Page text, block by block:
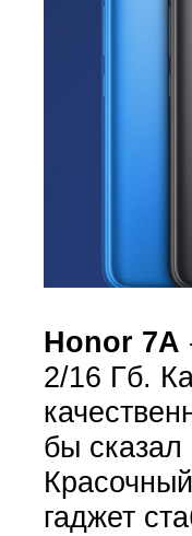
Honor 7A
2/16 Гб.
бы
гаджет